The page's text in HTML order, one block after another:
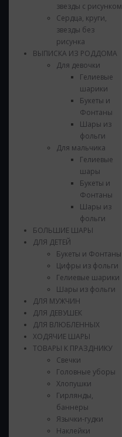
звезды с рисунком
Сердца, круги,
звезды без
рисунка
ВЫПИСКА ИЗ РОДДОМА
Для девочки
Гелиевые
шарики
Букеты и
Фонтаны
Шары из
фольги
Для мальчика
Гелиевые
шары
Букеты и
Фонтаны
Шары из
фольги
БОЛЬШИЕ ШАРЫ
ДЛЯ ДЕТЕЙ
Букеты и Фонтаны
Цифры из фольги
Гелиевые шарики
Шары из фольги
ДЛЯ МУЖЧИН
ДЛЯ ДЕВУШЕК
ДЛЯ ВЛЮБЛЕННЫХ
ХОДЯЧИЕ ШАРЫ
ТОВАРЫ К ПРАЗДНИКУ
Свечки
Головные уборы
Хлопушки
Гирлянды,
баннеры
Язычки-гудки
Наклейки